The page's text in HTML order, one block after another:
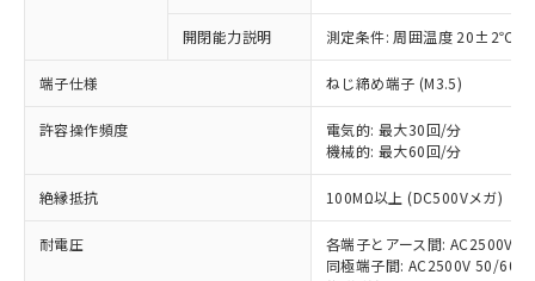
開閉能力説明 測定条件: 周囲温度 20±2℃、
端子仕様 ねじ締め端子 (M3.5)
許容操作頻度
電気的: 最大30回/分
機械的: 最大60回/分
絶縁抵抗 100MΩ以上 (DC500Vメガ)
耐電圧
各端子とアース間: AC2500V
同極端子間: AC2500V 50/
以下の条件をお読みいただき、同意のうえ
本サービスは、当社制御機器事業取扱
商品の当社在庫状況および標準価格
(税抜)を提供させていただくもので
当社制御機器事業取扱商品の中には、
本サービスの対象外となる商品もある
ことをご了承ください。
対応予定なし：EU RoHS指令（10物質）の
定はありません。
調査・確認中：EU RoHS指令（10物質）の
非含有の対応状況を調査中または確認中の
非該当品：ライセンス料など無形物で、有
害物質有無と関係のない商品です。
仕入先様の事情により、非含有部品として
いたものが、含有品と判明した場合などや
※1 中国RoHS○×表
「○」：最大均質材料含有率が中国RoHSの
基準値以下であることを示します。
「×」：最大均質材料含有率が中国RoHSの
基準値を超えていることを示します。
「－」：未確認です。当社販売部門へお問
当社は、これら貴社製品のうち、外国